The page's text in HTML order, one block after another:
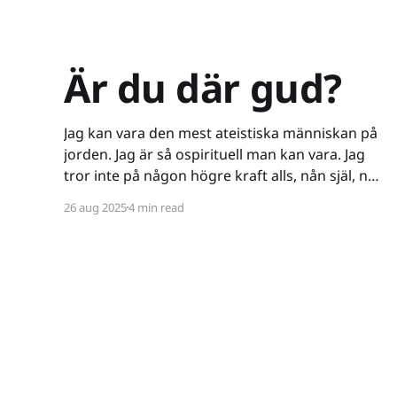
Är du där gud?
Jag kan vara den mest ateistiska människan på
jorden. Jag är så ospirituell man kan vara. Jag
tror inte på någon högre kraft alls, nån själ, nåt
och öde - till den grad att jag till och med vägrar
26 aug 20254 min read